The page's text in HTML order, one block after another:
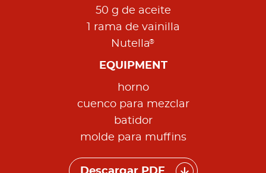
50 g de aceite
1 rama de vainilla
Nutella®
EQUIPMENT
horno
cuenco para mezclar
batidor
molde para muffins